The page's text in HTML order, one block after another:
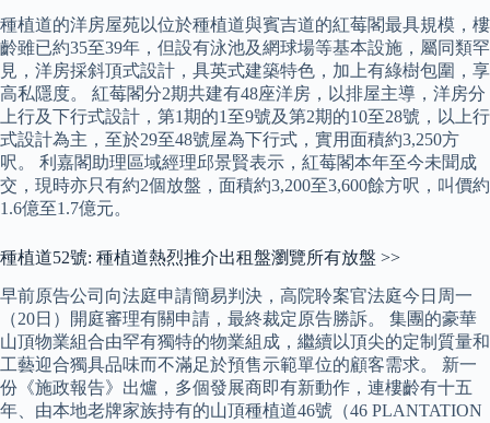
種植道的洋房屋苑以位於種植道與賓吉道的紅莓閣最具規模，樓
齡雖已約35至39年，但設有泳池及網球場等基本設施，屬同類罕
見，洋房採斜頂式設計，具英式建築特色，加上有綠樹包圍，享
高私隱度。 紅莓閣分2期共建有48座洋房，以排屋主導，洋房分
上行及下行式設計，第1期的1至9號及第2期的10至28號，以上行
式設計為主，至於29至48號屋為下行式，實用面積約3,250方
呎。 利嘉閣助理區域經理邱景賢表示，紅莓閣本年至今未聞成
交，現時亦只有約2個放盤，面積約3,200至3,600餘方呎，叫價約
1.6億至1.7億元。
種植道52號: 種植道熱烈推介出租盤瀏覽所有放盤 >>
早前原告公司向法庭申請簡易判決，高院聆案官法庭今日周一
（20日）開庭審理有關申請，最終裁定原告勝訴。 集團的豪華
山頂物業組合由罕有獨特的物業組成，繼續以頂尖的定制質量和
工藝迎合獨具品味而不滿足於預售示範單位的顧客需求。 新一
份《施政報告》出爐，多個發展商即有新動作，連樓齡有十五
年、由本地老牌家族持有的山頂種植道46號（46 PLANTATION